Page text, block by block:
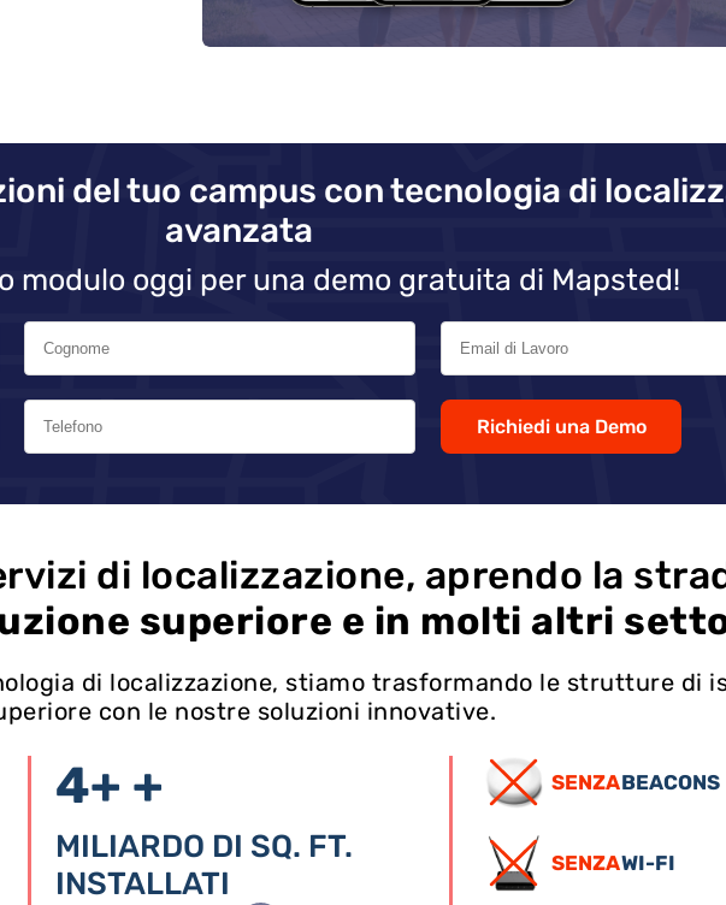
del tuo campus con tecnologia di
avanzata
modulo oggi per una demo gratuita di Mapsted!
Richiedi una Demo
di localizzazione, aprendo la
superiore e in molti altri
di localizzazione, stiamo trasformando le strutture di
con le nostre soluzioni innovative.
4+ +
MILIARDO DI SQ. FT.
INSTALLATI
SENZABEACONS
SENZAWI-FI